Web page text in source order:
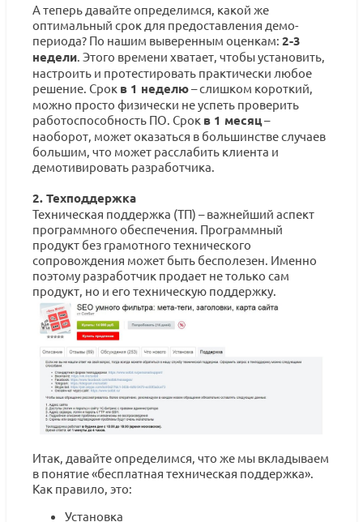
А теперь давайте определимся, какой же
оптимальный срок для предоставления демо-
периода? По нашим выверенным оценкам: 2-3
недели. Этого времени хватает, чтобы установить,
настроить и протестировать практически любое
решение. Срок в 1 неделю– слишком короткий,
можно просто физически не успеть проверить
работоспособность ПО. Срок в 1 месяц–
наоборот, может оказаться в большинстве случаев
большим, что может расслабить клиента и
демотивировать разработчика.
2. Техподдержка
Техническая поддержка (ТП) – важнейший аспект
программного обеспечения. Программный
продукт без грамотного технического
сопровождения может быть бесполезен. Именно
поэтому разработчик продает не только сам
продукт, но и его техническую поддержку.
Итак, давайте определимся, что же мы вкладываем
в понятие «бесплатная техническая поддержка».
Как правило, это:
Установка